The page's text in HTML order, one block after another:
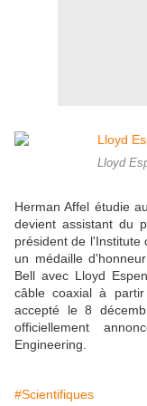
Lloyd
Herman Affel étudie
devient assistant du
président de l'Institute
un médaille
Bell avec Lloyd
câble coaxial à
accepté le 8
officiellement
Engineering.
#Scientifiques